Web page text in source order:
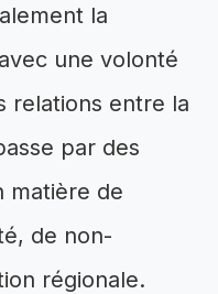
la
une volonté
relations entre la
par des
matière de
de non-
régionale.